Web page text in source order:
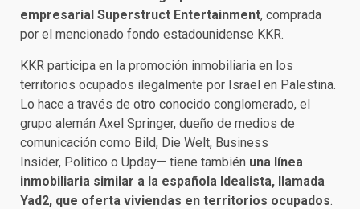
empresarial Superstruct Entertainment, comprada
por el mencionado fondo estadounidense KKR.
KKR participa en la promoción inmobiliaria en los
territorios ocupados ilegalmente por Israel en Palestina.
Lo hace a través de otro conocido conglomerado, el
grupo alemán Axel Springer, dueño de medios de
comunicación como Bild, Die Welt, Business
Insider, Politico o Upday— tiene también una línea
inmobiliaria similar a la española Idealista, llamada
Yad2, que oferta viviendas en territorios ocupados.